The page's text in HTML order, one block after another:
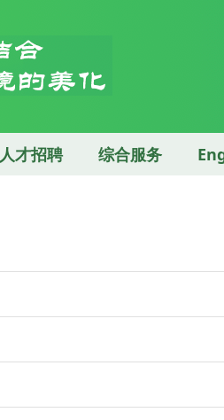
人才招聘 综合服务